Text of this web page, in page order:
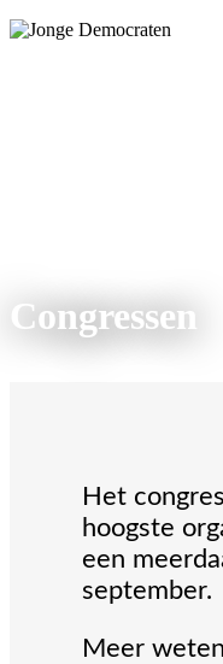
Congressen
Het
hoogste
een
september.
Meer